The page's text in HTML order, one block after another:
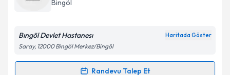
Bingöl
Bıngöl Devlet Hastanesı Haritada Göster
Saray, 12000 Bingöl Merkez/Bingöl
Randevu Talep Et